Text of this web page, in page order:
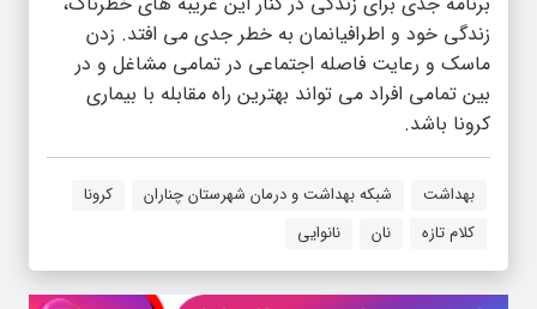
زندگی خود و اطرافیانمان به خطر جدی می افتد. زدن
ماسک و رعایت فاصله اجتماعی در تمامی مشاغل و در
بین تمامی افراد می تواند بهترین راه مقابله با بیماری
کرونا باشد.
بهداشت شبکه بهداشت و درمان شهرستان چناران
کرونا
کلام تازه
نان نانوایی